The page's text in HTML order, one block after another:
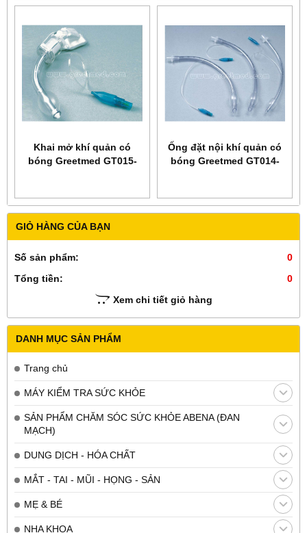
GIỎ HÀNG CỦA BẠN
Số sản phẩm:
0
Tổng tiền:
0
Xem chi tiết giỏ hàng
DANH MỤC SẢN PHẨM
Trang chủ
MÁY KIỂM TRA SỨC KHỎE
SẢN PHẨM CHĂM SÓC SỨC KHỎE ABENA (ĐAN
MẠCH)
DUNG DỊCH - HÓA CHẤT
MẮT - TAI - MŨI - HỌNG - SẢN
MẸ & BÉ
NHA KHOA
Khai mở khí quản có
bóng Greetmed GT015-
Ống đặt nội khí quản có
bóng Greetmed GT014-